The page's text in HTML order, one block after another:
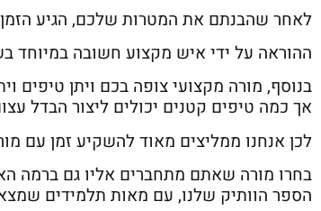
לאחר שהבנתם את המטרות שלכם, הגיע הזמן
ההוראה על ידי איש מקצוע חשובה במיוחד
בנוסף, מורה מקצועי צופה בכם ויתן
אך כמה טיפים קטנים יכולים ליצור הבדל
לכן אנחנו ממליצים מאוד להשקיע זמן עם
בחרו מורה שאתם מתחברים אליו גם ברמה
הספר הוותיק שלנו, עם מאות תלמידים